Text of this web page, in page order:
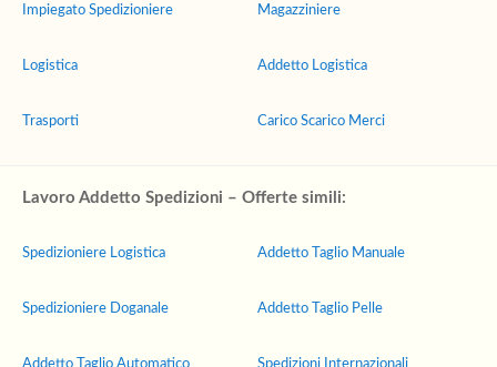
Impiegato Spedizioniere
Logistica
Trasporti
Magazziniere
Addetto Logistica
Carico Scarico Merci
Lavoro Addetto Spedizioni – Offerte simili:
Spedizioniere Logistica
Spedizioniere Doganale
Addetto Taglio Manuale
Addetto Taglio Pelle